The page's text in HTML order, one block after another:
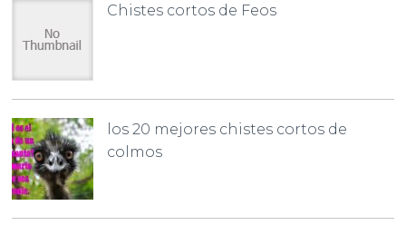
Chistes cortos de Feos
los 20 mejores chistes cortos de
colmos